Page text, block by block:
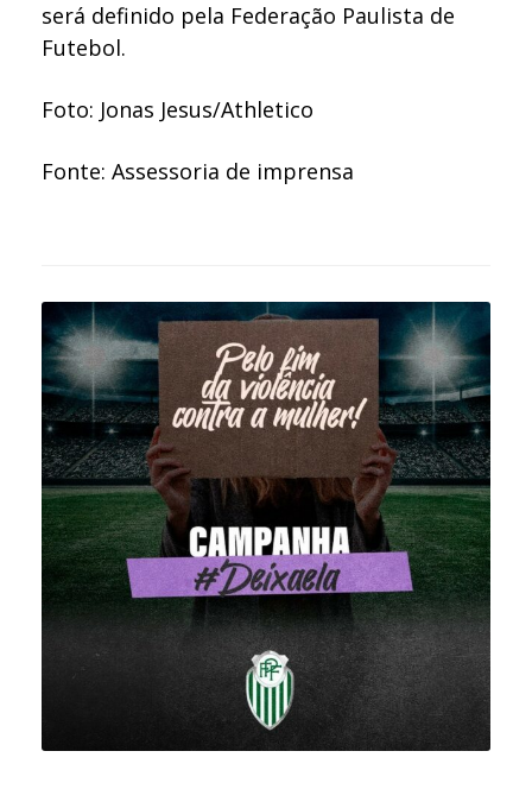
será definido pela Federação Paulista de
Futebol.
Foto: Jonas Jesus/Athletico
Fonte: Assessoria de imprensa